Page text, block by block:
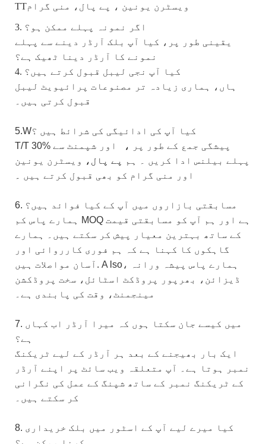
TT
ویسٹرن یونین ، پے پال، منی گرام
3. اگر نمونہ پہلے ممکن ہو؟
یقینی طور پر، کیا آپ بلک آرڈر دینے سے پہلے
نمونے کا آرڈر دینا ٹھیک ہے؟
4. کیا آپ نجی لیبل قبول کرتے ہیں؟
ہاں، ہماری زیادہ تر مصنوعات پرائیویٹ لیبل
قبول کرتی ہیں۔
5.W کیا آپ کی ادائیگی کی شرائط ہیں ؟
T/T 30%
پیشگی جمع کے طور پر ،
اور شپمنٹ سے
پہلے بیلنس ادا کریں
ہم پے پال،
ویسٹرن یونین
اور منی گرام کو
بھی قبول کرتے ہیں
6. مسابقتی بازاروں میں آپ کے کیا فوائد ہیں؟
ہمارے پاس کم MOQ ہے اور ہم آپ کو مسابقتی قیمت
کے ساتھ بہترین معیار پیش کر سکتے ہیں۔ ہمارے
گاہکوں کا کہنا ہے کہ ہم فوری کارروائی اور
آسان مواصلات ہیں. A lso، ہمارے پاس پیشہ ورانہ
ڈیزائن، بھرپور پروڈکٹ اسٹائل، سخت پروڈکشن
مینجمنٹ، وقت کی پابندی ہے۔
7. میں کیسے جان سکتا ہوں کہ میرا آرڈر اب کہاں
ہے؟
ایک بار بھیجنے کے بعد ہر آرڈر کے لیے ٹریکنگ
نمبر ہوتا ہے۔ آپ متعلقہ ویب سائٹ پر اپنے آرڈر
کے ٹریکنگ نمبر کے ساتھ شپنگ کے عمل کی نگرانی
کر سکتے ہیں۔
8. کیا میرے لیے آپ کے اسٹور میں بلک خریداری